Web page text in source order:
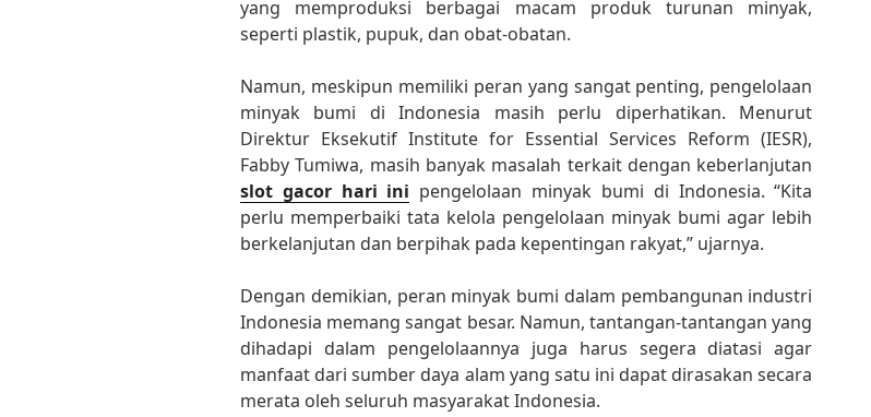
yang memproduksi berbagai macam produk turunan minyak,
seperti plastik, pupuk, dan obat-obatan.
Namun, meskipun memiliki peran yang sangat penting, pengelolaan
minyak bumi di Indonesia masih perlu diperhatikan. Menurut
Direktur Eksekutif Institute for Essential Services Reform (IESR),
Fabby Tumiwa, masih banyak masalah terkait dengan keberlanjutan
slot gacor hari ini pengelolaan minyak bumi di Indonesia. “Kita
perlu memperbaiki tata kelola pengelolaan minyak bumi agar lebih
berkelanjutan dan berpihak pada kepentingan rakyat,” ujarnya.
Dengan demikian, peran minyak bumi dalam pembangunan industri
Indonesia memang sangat besar. Namun, tantangan-tantangan yang
dihadapi dalam pengelolaannya juga harus segera diatasi agar
manfaat dari sumber daya alam yang satu ini dapat dirasakan secara
merata oleh seluruh masyarakat Indonesia.